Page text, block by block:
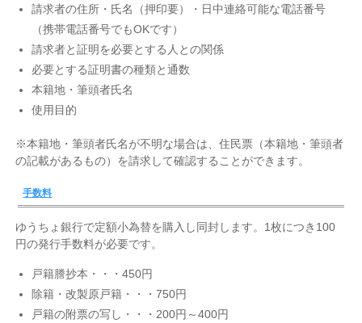
請求者の住所・氏名（押印要）・日中連絡可能な電話番号
（携帯電話番号でもOKです）
請求者と証明を必要とする人との関係
必要とする証明書の種類と通数
本籍地・筆頭者氏名
使用目的
※本籍地・筆頭者氏名が不明な場合は、住民票（本籍地・筆頭者
の記載があるもの）を請求して確認することができます。
手数料
ゆうちょ銀行で定額小為替を購入し同封します。1枚につき100
円の発行手数料が必要です。
戸籍謄抄本・・・450円
除籍・改製原戸籍・・・750円
戸籍の附票の写し・・・200円～400円